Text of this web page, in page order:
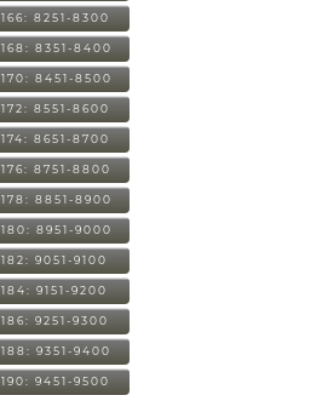
166: 8251-8300
168: 8351-8400
170: 8451-8500
172: 8551-8600
174: 8651-8700
176: 8751-8800
178: 8851-8900
180: 8951-9000
182: 9051-9100
184: 9151-9200
186: 9251-9300
188: 9351-9400
190: 9451-9500